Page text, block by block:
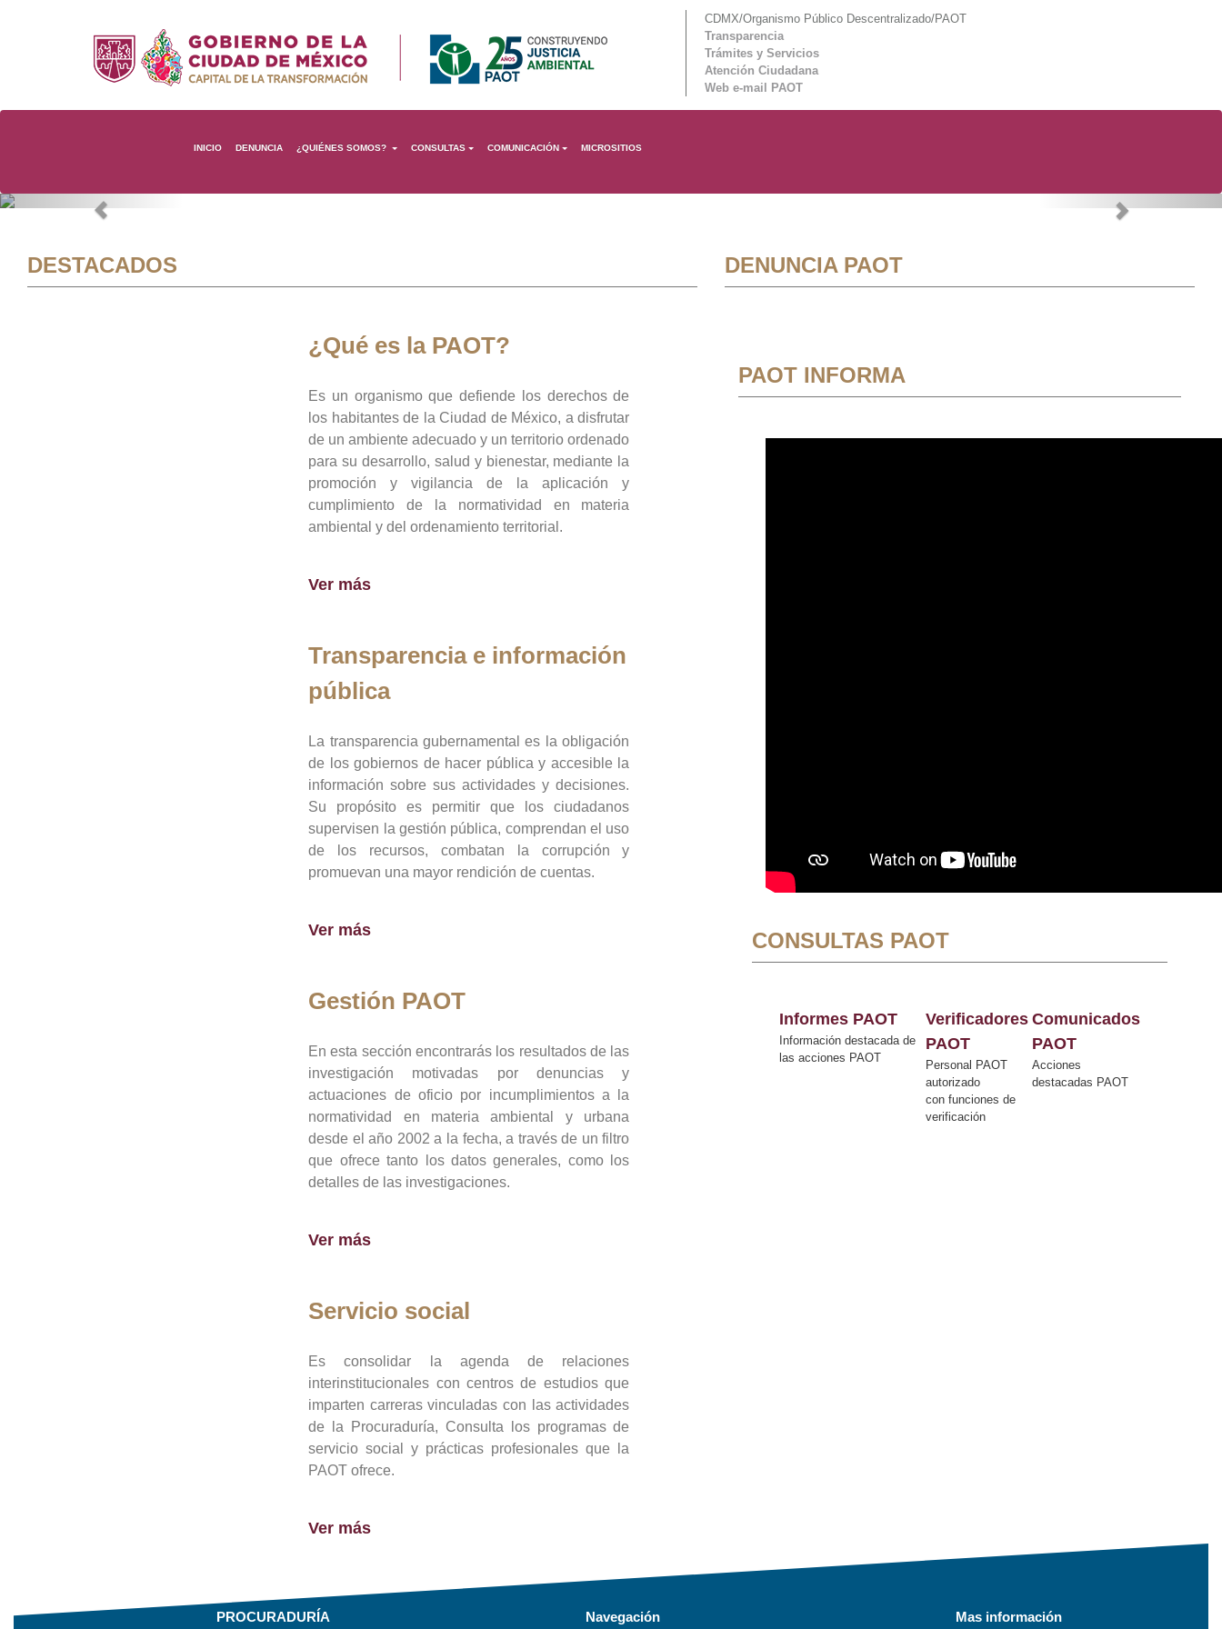
CDMX/Organismo Público Descentralizado/PAOT
Transparencia
Trámites y Servicios
Atención Ciudadana
Web e-mail PAOT
INICIO DENUNCIA ¿QUIÉNES SOMOS? CONSULTAS COMUNICACIÓN MICROSITIOS
Previous Next
DESTACADOS
¿Qué es la PAOT?
Es un organismo que defiende los derechos de
los habitantes de la Ciudad de México, a disfrutar
de un ambiente adecuado y un territorio ordenado
para su desarrollo, salud y bienestar, mediante la
promoción y vigilancia de la aplicación y
cumplimiento de la normatividad en materia
ambiental y del ordenamiento territorial.
Ver más
Transparencia e información
pública
La transparencia gubernamental es la obligación
de los gobiernos de hacer pública y accesible la
información sobre sus actividades y decisiones.
Su propósito es permitir que los ciudadanos
supervisen la gestión pública, comprendan el uso
de los recursos, combatan la corrupción y
promuevan una mayor rendición de cuentas.
Ver más
Gestión PAOT
En esta sección encontrarás los resultados de las
investigación motivadas por denuncias y
actuaciones de oficio por incumplimientos a la
normatividad en materia ambiental y urbana
desde el año 2002 a la fecha, a través de un filtro
que ofrece tanto los datos generales, como los
detalles de las investigaciones.
Ver más
Servicio social
Es consolidar la agenda de relaciones
interinstitucionales con centros de estudios que
imparten carreras vinculadas con las actividades
de la Procuraduría, Consulta los programas de
servicio social y prácticas profesionales que la
PAOT ofrece.
Ver más
DENUNCIA PAOT
PAOT INFORMA
CONSULTAS PAOT
Informes PAOT
Información destacada de
las acciones PAOT
Verificadores
PAOT
Personal PAOT
autorizado
con funciones de
verificación
Comunicados
PAOT
Acciones
destacadas PAOT
PROCURADURÍA Navegación Mas información